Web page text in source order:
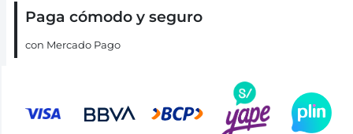
Paga cómodo y seguro
con Mercado Pago